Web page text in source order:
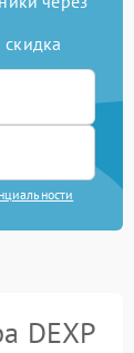
скидка
DEXP